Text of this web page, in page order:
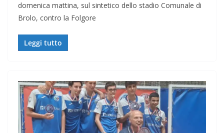
domenica mattina, sul sintetico dello stadio Comunale di
Brolo, contro la Folgore
Leggi tutto